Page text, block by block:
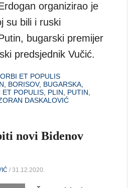
organizirao je
su bili i ruski
bugarski premijer
predsjednik Vučić.
ORBI ET POPULIS
BORISOV, BUGARSKA
ET POPULIS PLIN PUTIN
DASKALOVIĆ
novi Bidenov
/ 31.12.2020.